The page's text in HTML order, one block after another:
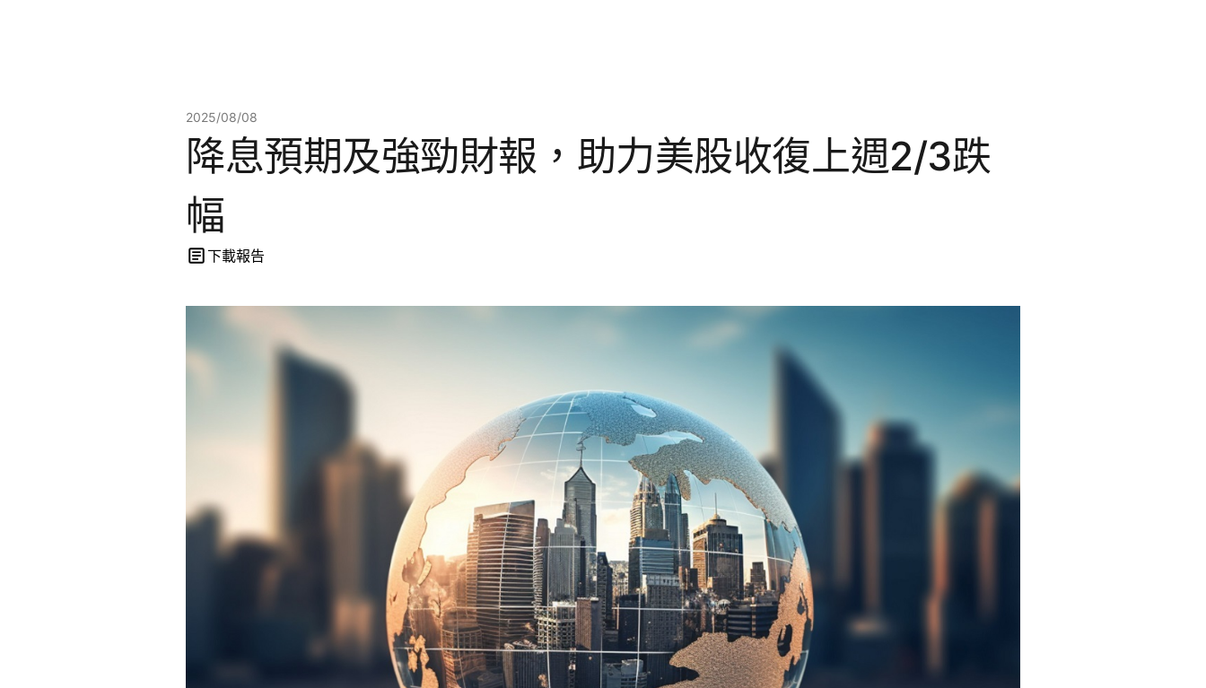
2025/08/08
降息預期及強勁財報，助力美股收復上週2/3跌
幅
下載報告